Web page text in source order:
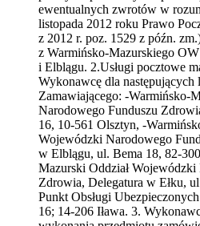
ewentualnych zwrotów w
listopada 2012 roku Prawo
z 2012 r. poz. 1529 z późn.
z Warmińsko-Mazurskiego
i Elblągu. 2.Usługi pocztowe
Wykonawcę dla następujących
Zamawiającego: -Warmińsko-
Narodowego Funduszu
16, 10-561 Olsztyn, -
Wojewódzki Narodowego
w Elblągu, ul. Bema 18, 82-
Mazurski Oddział
Zdrowia, Delegatura w Ełku,
Punkt Obsługi
16; 14-206 Iława. 3.